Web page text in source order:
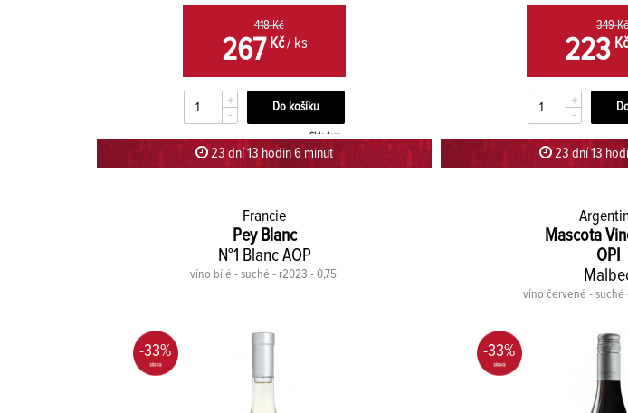
418 Kč
267Kč/ ks
+
-
Skladem
23 dní 13 hodin 5 minut 59 sekund
349 Kč
223 Kč
+
-
23 dní 13 hodin 5
Francie
Pey Blanc
N°1 Blanc AOP
víno bílé - suché - r2023 - 0,75l
-33%
Mascota
OPI
víno červené - suché
-33%